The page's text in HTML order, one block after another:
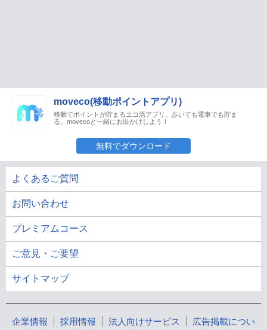
moveco(移動ポイントアプリ)
移動でポイントが貯まるエコ活アプリ。歩いても電車でも貯ま
る。movecoと一緒にお出かけしよう！
無料でダウンロード
よくあるご質問
お問い合わせ
プレミアムコース
ご意見・ご要望
サイトマップ
企業情報 採用情報 法人向けサービス 広告掲載につい